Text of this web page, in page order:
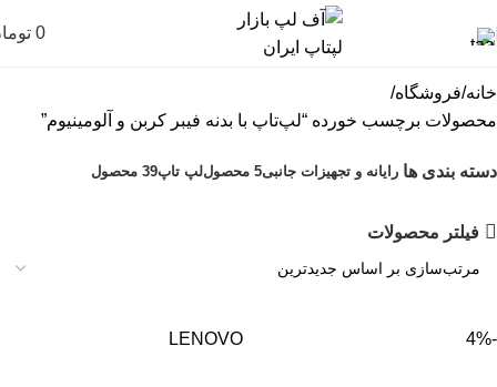
0
خانه فروشگاه
محصولات برچسب خورده “لپ‌تاپ با بدنه فیبر کربن و آلومینیوم”
دسته بندی ها رایانه و تجهیزات جانبی5 محصول لپ تاپ39 محصول
فیلتر محصولات
-4%
LENOVO